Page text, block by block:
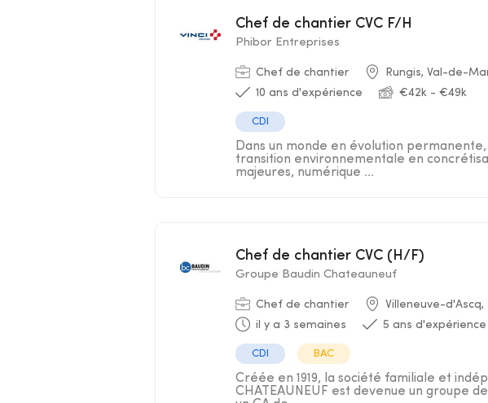
Chef de chantier CVC F/H
Phibor Entreprises
Chef de chantier Rungis, Val-de-
10 ans d'expérience
€42k - €49k
CDI
Dans un monde en évolution
transition environnementale en
majeures, numérique ...
Chef de chantier CVC (H/F)
Groupe Baudin Chateauneuf
Chef de chantier
Villeneuve-d'Ascq,
il y a 3 semaines
5 ans d'expérience
CDI BAC
Créée en 1919, la société familiale et
CHATEAUNEUF est devenue un groupe